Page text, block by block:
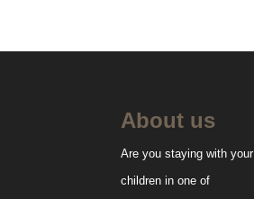
About us
Are you staying with your
children in one of